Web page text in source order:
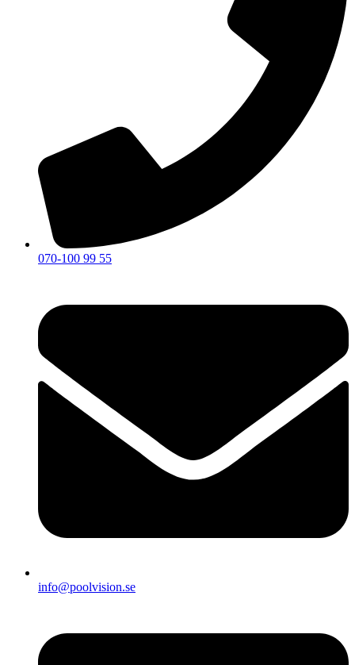
070-100 99 55
info@poolvision.se